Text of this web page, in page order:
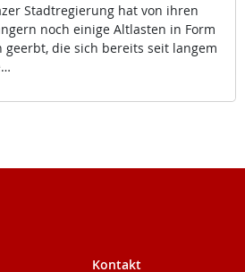
Stadt­re­gie­rung hat von ih­ren
noch ei­ni­ge Alt­las­ten in Form
ge­erbt, die sich be­reits seit lan­gem
Kontakt